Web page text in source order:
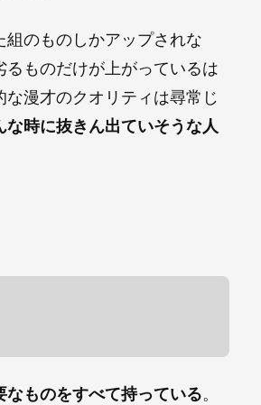
のものしかアップされな
ものだけが上がっているは
な漫才のクオリティは尋常じ
な時に抜きん出ていそうな人
なものをすべて持っている。